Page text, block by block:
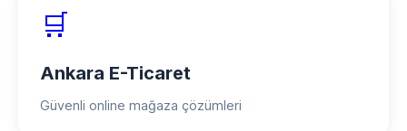
🛒
Ankara E-Ticaret
Güvenli online mağaza çözümleri